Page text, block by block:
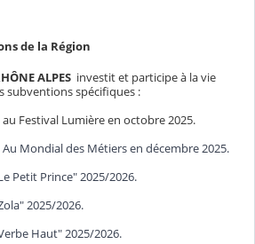
de la Région
ALPES investit et participe à la vie
subventions spécifiques :
Festival Lumière en octobre 2025.
Mondial des Métiers en décembre 2025.
Petit Prince" 2025/2026.
2025/2026.
Haut" 2025/2026.